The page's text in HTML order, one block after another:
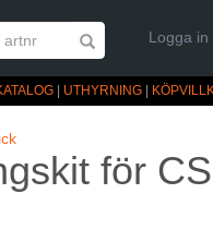
Logga in
UTHYRNING
för